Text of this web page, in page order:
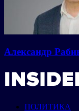
Александр
ПОЛИТИКА